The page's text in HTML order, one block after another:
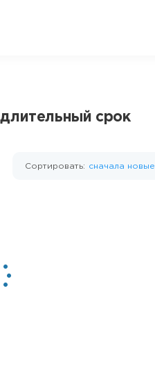
срок
Сортировать: сначала новые